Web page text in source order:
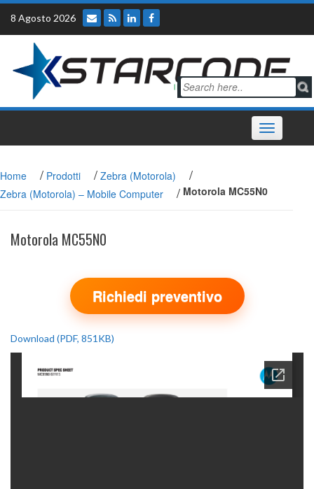
Skip
content
8 Agosto 2026
Toggle
navigation
Home / Prodotti / Zebra (Motorola) /
Zebra (Motorola) – Mobile Computer / Motorola MC55N0
Motorola MC55N0
Richiedi preventivo
Download (PDF, 851KB)